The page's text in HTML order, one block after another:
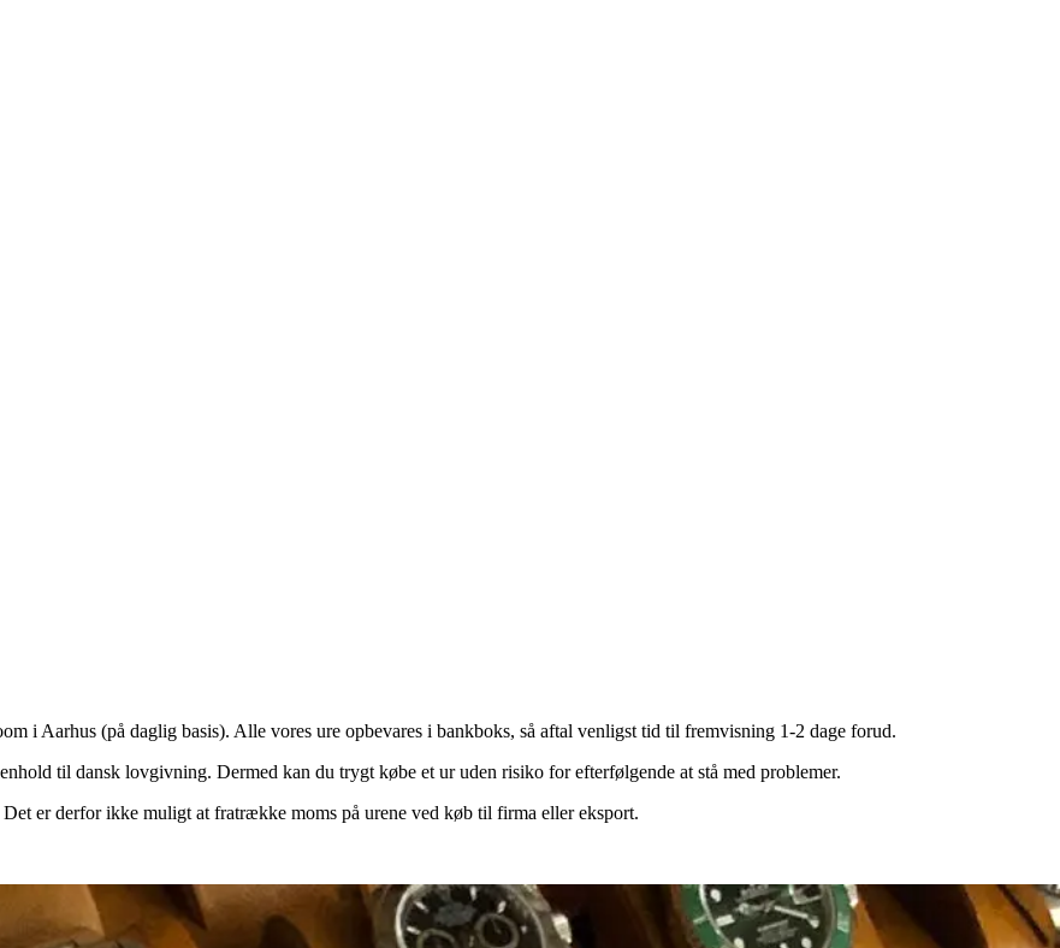
i Aarhus (på daglig basis). Alle vores ure opbevares i bankboks, så aftal venligst tid til fremvisning 1-2 dage forud.
til dansk lovgivning. Dermed kan du trygt købe et ur uden risiko for efterfølgende at stå med problemer.
er derfor ikke muligt at fratrække moms på urene ved køb til firma eller eksport.